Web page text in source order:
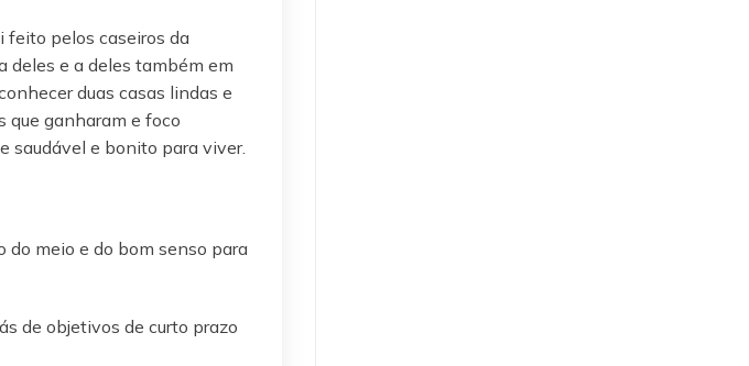
feito pelos caseiros da
deles e a deles também em
duas casas lindas e
que ganharam e foco
saudável e bonito para viver.
do meio e do bom senso para
de objetivos de curto prazo